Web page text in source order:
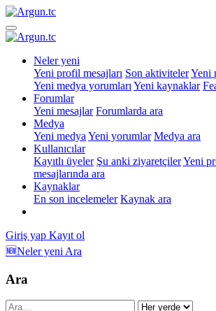
Neler yeni
Yeni profil mesajları Son aktivitelerYeni
Yeni medya yorumları Yeni kaynaklar
Forumlar
Yeni mesajlar Forumlarda ara
Medya
Yeni medya Yeni yorumlar Medya ara
Kullanıcılar
Kayıtlı üyeler Şu anki ziyaretçilerYeni
mesajlarında ara
Kaynaklar
En son incelemeler Kaynak ara
Giriş yap Kayıt ol
🆕Neler yeni Ara
Ara